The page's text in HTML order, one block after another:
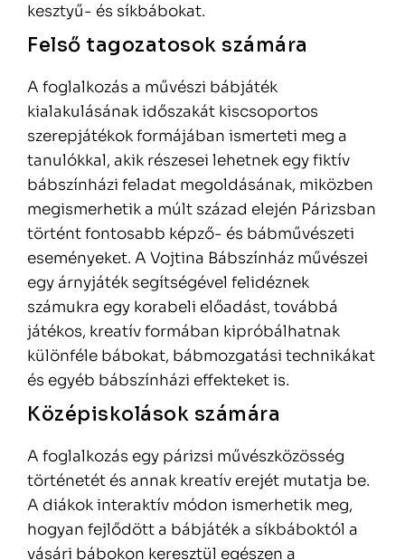
kesztyű- és síkbábokat.
Felső tagozatosok számára
A foglalkozás a művészi bábjáték
kialakulásának időszakát kiscsoportos
szerepjátékok formájában ismerteti meg a
tanulókkal, akik részesei lehetnek egy fiktív
bábszínházi feladat megoldásának, miközben
megismerhetik a múlt század elején Párizsban
történt fontosabb képző- és bábművészeti
eseményeket. A Vojtina Bábszínház művészei
egy árnyjáték segítségével felidéznek
számukra egy korabeli előadást, továbbá
játékos, kreatív formában kipróbálhatnak
különféle bábokat, bábmozgatási technikákat
és egyéb bábszínházi effekteket is.
Középiskolások számára
A foglalkozás egy párizsi művészközösség
történetét és annak kreatív erejét mutatja be.
A diákok interaktív módon ismerhetik meg,
hogyan fejlődött a bábjáték a síkbáboktól a
vásári bábokon keresztül egészen a